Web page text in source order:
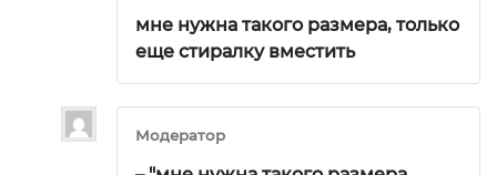
мне нужна такого размера, только
еще стиралку вместить
Модератор